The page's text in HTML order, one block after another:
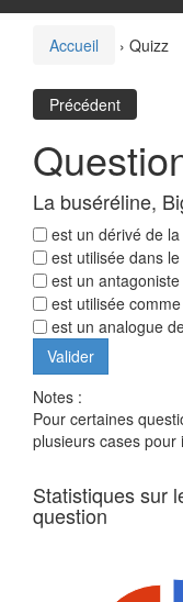
Accueil › Quizz
Précédent
La buséréline,
est un dérivé de
est utilisée dans
est un antagoniste
est utilisée
est un analogue
Notes :
Pour certaines
plusieurs cases
Statistiques sur
question